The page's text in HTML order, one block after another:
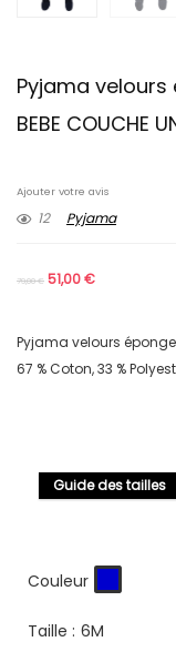
Pyjama velours
BEBE COUCHE
Ajouter votre avis
12 Pyjama
79,00€ 51,00€
Pyjama velours éponge
67 % Coton, 33 %
Guide des tailles
Couleur
Taille : 6M